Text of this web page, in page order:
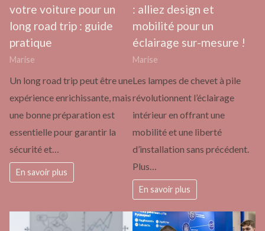
votre voiture pour un
long road trip : guide
pratique
Marise
Un long road trip peut être une
expérience enrichissante, mais
une bonne préparation est
essentielle pour garantir la
sécurité et…
En savoir plus
: alliez design et
mobilité pour un
éclairage sur-mesure !
Marise
Les lampes de chevet à pile
révolutionnent l’éclairage
intérieur en offrant une
mobilité et une liberté
d’installation sans précédent.
Plus…
En savoir plus